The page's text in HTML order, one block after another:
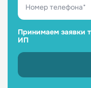
Принимаем заявки
ИП